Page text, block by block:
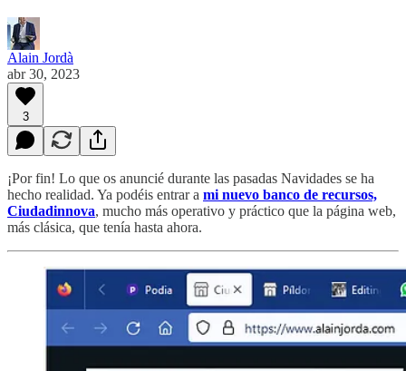
Alain Jordà
abr 30, 2023
3
¡Por fin! Lo que os anuncié durante las pasadas Navidades se ha
hecho realidad. Ya podéis entrar a mi nuevo banco de recursos,
Ciudadinnova, mucho más operativo y práctico que la página web,
más clásica, que tenía hasta ahora.